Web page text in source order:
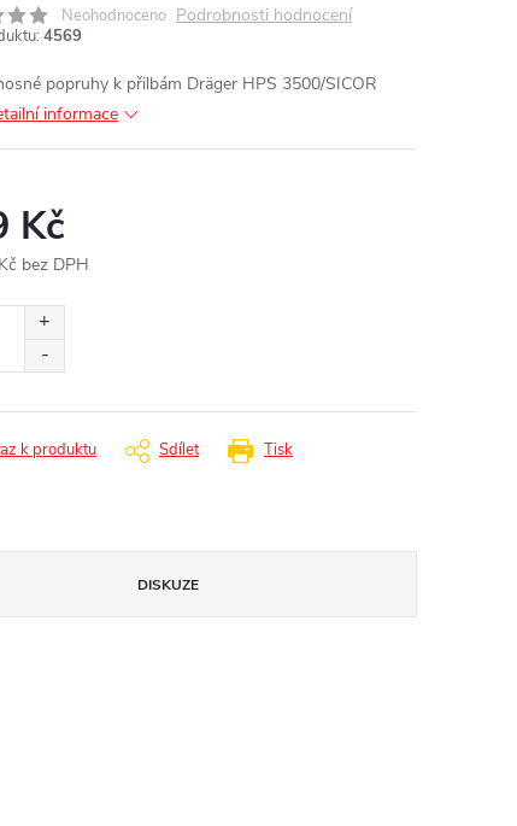
Neohodnoceno Podrobnosti hodnocení
4569
popruhy k přilbám Dräger HPS 3500/SICOR
informace
Kč
bez DPH
Tisk
k produktu Sdílet
DISKUZE